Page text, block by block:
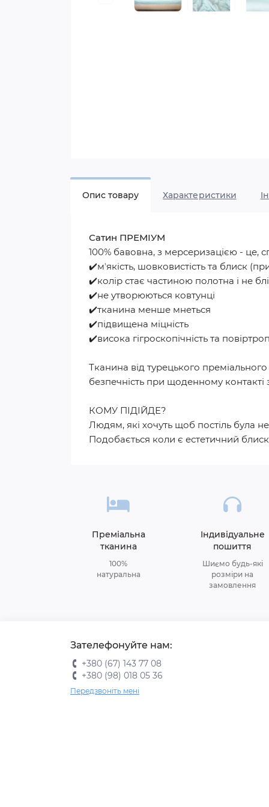
Опис товару Характеристики
Сатин ПРЕМІУМ
100% бавовна, з мерсеризацією - це,
✔️мʼякість, шовковистість та блиск
✔️колір стає частиною полотна і не
✔️не утворюються ковтунці
✔️тканина менше мнеться
✔️підвищена міцність
✔️висока гігроскопічність та
Тканина від турецького
безпечність при щоденному
КОМУ ПІДІЙДЕ?
Людям, які хочуть щоб постіль була
Подобається коли є естетичний
Преміальна
тканина
100%
натуральна
Індивідуальне
пошиття
Шиємо будь-які
розміри на
замовлення
Зателефонуйте нам:
+380 (67) 143 77 08
+380 (98) 018 05 36
Передзвоніть мені